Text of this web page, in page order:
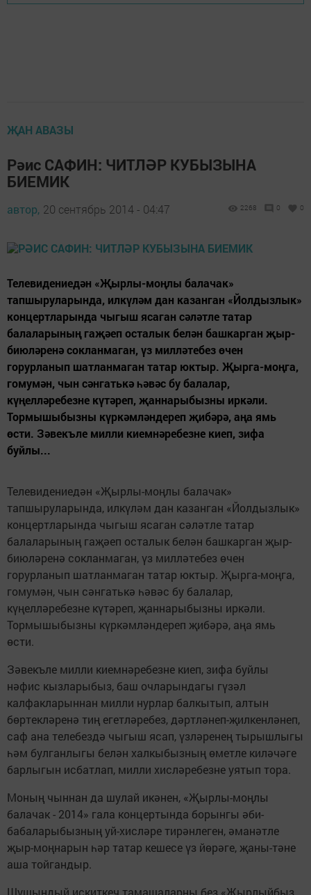
ҖАН АВАЗЫ
Рәис САФИН: ЧИТЛӘР КУБЫЗЫНА
БИЕМИК
автор, 20 сентябрь 2014 - 04:47 2268 0 0
Телевидениедән «Җырлы-моңлы балачак»
тапшыруларында, илкүләм дан казанган «Йолдызлык»
концертларында чыгыш ясаган сәләтле татар
балаларының гаҗәеп осталык белән башкарган җыр-
биюләренә сокланмаган, үз милләтебез өчен
горурланып шатланмаган татар юктыр. Җырга-моңга,
гомумән, чын сәнгатькә һәвәс бу балалар,
күңелләребезне күтәреп, җаннарыбызны иркәли.
Тормышыбызны күркәмләндереп җибәрә, аңа ямь
өсти. Зәвекъле милли киемнәребезне киеп, зифа
буйлы...
Телевидениедән «Җырлы-моңлы балачак»
тапшыруларында, илкүләм дан казанган «Йолдызлык»
концертларында чыгыш ясаган сәләтле татар
балаларының гаҗәеп осталык белән башкарган җыр-
биюләренә сокланмаган, үз милләтебез өчен
горурланып шатланмаган татар юктыр. Җырга-моңга,
гомумән, чын сәнгатькә һәвәс бу балалар,
күңелләребезне күтәреп, җаннарыбызны иркәли.
Тормышыбызны күркәмләндереп җибәрә, аңа ямь
өсти.
Зәвекъле милли киемнәребезне киеп, зифа буйлы
нәфис кызларыбыз, баш очларындагы гүзәл
калфакларыннан милли нурлар балкытып, алтын
бөртекләренә тиң егетләребез, дәртләнеп-җилкенләнеп,
саф ана телебездә чыгыш ясап, үзләренең тырышлыгы
һәм булганлыгы белән халкыбызның өметле киләчәге
барлыгын исбатлап, милли хисләребезне уятып тора.
Моның чыннан да шулай икәнен, «Җырлы-моңлы
балачак - 2014» гала концертында борынгы әби-
бабаларыбызның уй-хисләре тирәнлеген, әманәтле
җыр-моңнарын һәр татар кешесе үз йөрәге, җаны-тәне
аша тойгандыр.